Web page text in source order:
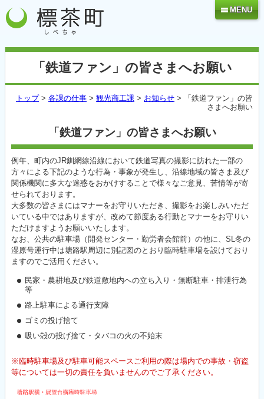
MENU
「鉄道ファン」の皆さまへお願い
トップ> 各課の仕事 > 観光商工課 > お知らせ > 「鉄道ファン」の皆
さまへお願い
「鉄道ファン」の皆さまへお願い
例年、町内のJR釧網線沿線において鉄道写真の撮影に訪れた一部の
方々による下記のような行為・事象が発生し、沿線地域の皆さま及び
関係機関に多大な迷惑をおかけすることで様々なご意見、苦情等が寄
せられております。
大多数の皆さまにはマナーをお守りいただき、撮影をお楽しみいただ
いている中ではありますが、改めて節度ある行動とマナーをお守りい
ただけますようお願いいたします。
なお、公共の駐車場（開発センター・勤労者会館前）の他に、SL冬の
湿原号運行中は塘路駅周辺に別記図のとおり臨時駐車場を設けており
ますのでご活用ください。
民家・農耕地及び鉄道敷地内への立ち入り・無断駐車・排泄行為
等
路上駐車による通行支障
ゴミの投げ捨て
吸い殻の投げ捨て・タバコの火の不始末
※臨時駐車場及び駐車可能スペースご利用の際は場内での事故・窃盗
等については一切の責任を負いませんのでご了承ください。